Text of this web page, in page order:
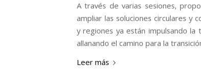
A través de varias sesiones,
ampliar las soluciones circulares y
y regiones ya están impulsando la
allanando el camino para la
Leer más